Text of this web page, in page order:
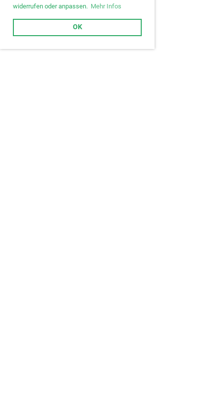
widerrufen oder anpassen. Mehr Infos
OK